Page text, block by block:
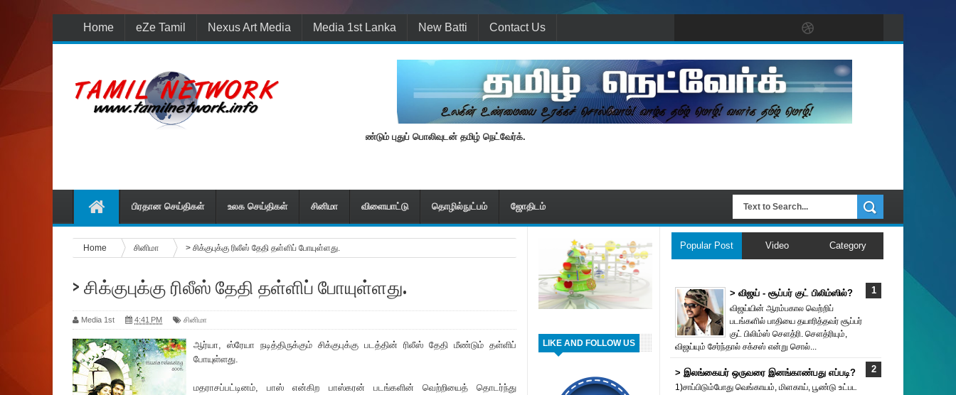
Home eZe Tamil Nexus Art Media Media 1st Lanka New Batti Contact Us
மீண்டும் புதுப் பொலிவுடன் தமிழ் நெட்வேர்க்.
பிரதான செய்திகள் உலக செய்திகள் சினிமா விளையாட்டு தொழில்நுட்பம் ஜோதிடம்
LIKE AND FOLLOW US
Home சினிமா > சிக்குபுக்கு ‌ரிலீஸ் தேதி தள்ளிப் போயுள்ளது.
> சிக்குபுக்கு ‌ரிலீஸ் தேதி தள்ளிப் போயுள்ளது.
Media 1st 4:41 PM சினிமா
ஆர்யா, ஸ்ரேயா நடித்திருக்கும் சிக்குபுக்கு படத்தின் ‌ரிலீஸ் தேதி மீண்டும் தள்ளிப்
போயுள்ளது.
மதராசப்பட்டினம், பாஸ் என்கிற பாஸ்கரன் படங்களின் வெற்றியைத் தொடர்ந்து
Popular Post Video Category
> விஜய் - சூப்பர் குட் பிலிம்ஸில்?
விஜய்யின் ஆரம்பகால வெற்றிப்
படங்களில் பாதியை தயா‌ரித்தவர் சூப்பர்
குட் பிலிம்ஸ் சௌத்‌ரி. சௌத்‌ரியும்,
விஜய்யும் சேர்ந்தால் சக்சஸ் என்று சொல்...
> இலங்கையர் ஒருவரை இனங்காண்பது எப்படி?
1)சாப்பிடும்போது வெங்காயம், மிளகாய், பூண்டு உட்பட